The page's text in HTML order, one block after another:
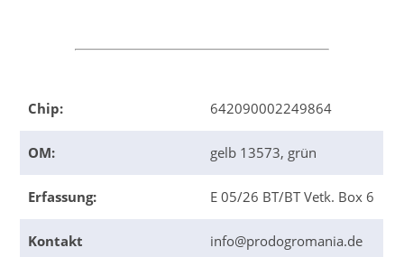
Chip: 642090002249864
OM: gelb 13573, grün
Erfassung: E 05/26 BT/BT Vetk. Box 6
Kontakt info@prodogromania.de